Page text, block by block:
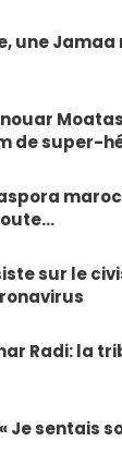
une Jamaa
de super-
sur le
Radi: la
Je sentais